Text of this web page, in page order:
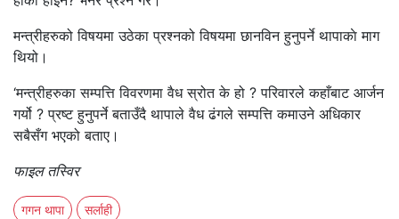
मन्त्रीहरुको विषयमा उठेका प्रश्नको विषयमा छानविन हुनुपर्ने थापाकाे माग
थियो।
‘मन्त्रीहरुका सम्पत्ति विवरणमा वैध स्रोत के हो ? परिवारले कहाँबाट आर्जन
गर्यो ? प्रष्ट हुनुपर्ने बताउँदै थापाले वैध ढंगले सम्पत्ति कमाउने अधिकार
सबैसँग भएको बताए।
फाइल तस्विर
गगन थापा सर्लाही